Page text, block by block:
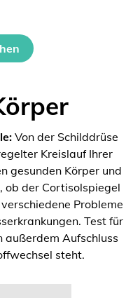
Von der Schilddrüse
Kreislauf Ihrer
gesunden Körper und
ob der Cortisolspiegel
Probleme
Test für
außerdem Aufschluss
steht.